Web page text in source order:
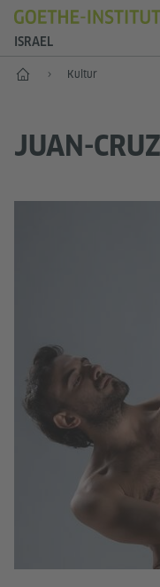
ISRAEL
Start Kultur
JUAN-